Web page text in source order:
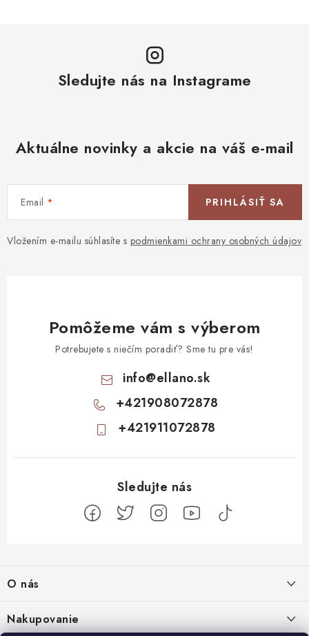
Sledujte nás na Instagrame
Aktuálne novinky a akcie na váš e-mail
Email
Vložením e-mailu súhlasíte s podmienkami ochrany osobných údajov
PRIHLÁSIŤ SA
Pomôžeme vám s výberom
Potrebujete s niečím poradiť? Sme tu pre vás!
info@ellano.sk
+421908072878
+421911072878
p
ä
t
O nás
Nakupovanie